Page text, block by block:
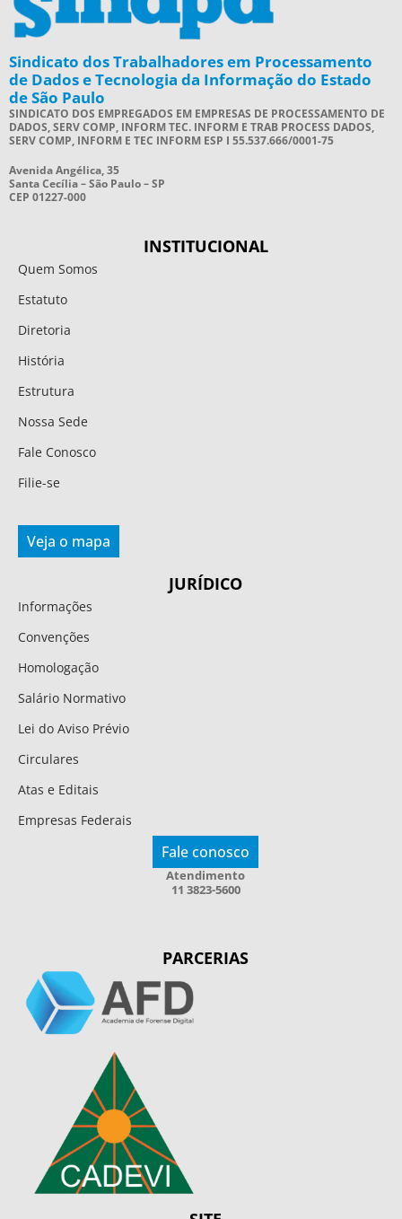
Sindicato dos Trabalhadores em Processamento
de Dados e Tecnologia da Informação do Estado
de São Paulo
SINDICATO DOS EMPREGADOS EM EMPRESAS DE PROCESSAMENTO DE
DADOS, SERV COMP, INFORM TEC. INFORM E TRAB PROCESS DADOS,
SERV COMP, INFORM E TEC INFORM ESP I 55.537.666/0001-75
Avenida Angélica, 35
Santa Cecília – São Paulo – SP
CEP 01227-000
INSTITUCIONAL
Quem Somos
Estatuto
Diretoria
História
Estrutura
Nossa Sede
Fale Conosco
Filie-se
Veja o mapa
JURÍDICO
Informações
Convenções
Homologação
Salário Normativo
Lei do Aviso Prévio
Circulares
Atas e Editais
Empresas Federais
Fale conosco
Atendimento
11 3823-5600
PARCERIAS